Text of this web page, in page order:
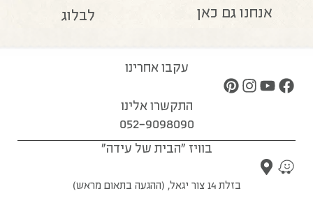
אנחנו גם כאן לבלוג
עקבו אחרינו
התקשרו אלינו
052-9098090
בוויז "הבית של עידה"
בזלת 14 צור יגאל, (ההגעה בתאום מראש)